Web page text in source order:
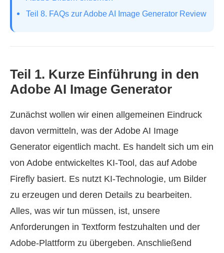
Teil 8. FAQs zur Adobe AI Image Generator Review
Teil 1. Kurze Einführung in den
Adobe AI Image Generator
Zunächst wollen wir einen allgemeinen Eindruck
davon vermitteln, was der Adobe AI Image
Generator eigentlich macht. Es handelt sich um ein
von Adobe entwickeltes KI‑Tool, das auf Adobe
Firefly basiert. Es nutzt KI‑Technologie, um Bilder
zu erzeugen und deren Details zu bearbeiten.
Alles, was wir tun müssen, ist, unsere
Anforderungen in Textform festzuhalten und der
Adobe‑Plattform zu übergeben. Anschließend